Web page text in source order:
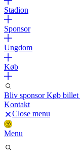
Stadion
Sponsor
Ungdom
Køb
Bliv sponsorKøb billet
Kontakt
Close menu
Menu